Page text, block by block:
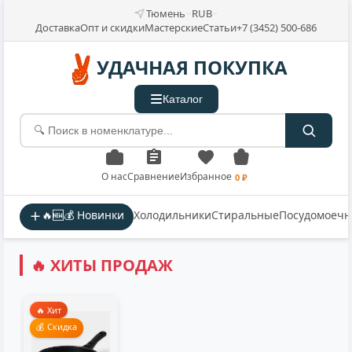
Тюмень RUB
ДоставкаОпт и скидкиМастерскиеСтатьи+7 (3452) 500-686
УДАЧНАЯ ПОКУПКА
Каталог
О насСравнениеИзбранное 0 ₽
🔥🆕💰 Новинки ХолодильникиСтиральные
🔥 ХИТЫ ПРОДАЖ
🔥 Хит
💰 Скидка